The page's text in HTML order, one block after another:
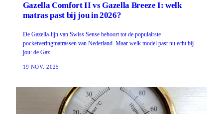
Gazella Comfort II vs Gazella Breeze I: welk
matras past bij jou in 2026?
De Gazella-lijn van Swiss Sense behoort tot de populairste
pocketveringmatrassen van Nederland. Maar welk model past nu echt bij
jou: de Gaz
19 NOV. 2025